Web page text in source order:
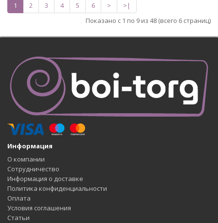
1 2 3 4 5 6 >
>|
Показано с 1 по 9 из 48 (всего 6 страниц)
Информация
О компании
Сотрудничество
Информация о доставке
Политика конфиденциальности
Оплата
Условия соглашения
Статьи